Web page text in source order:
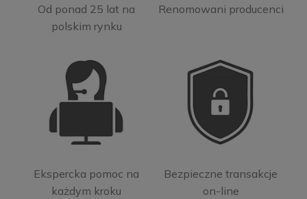
Od ponad 25 lat na
polskim rynku
Renomowani producenci
Ekspercka pomoc na
każdym kroku
Bezpieczne transakcje
on-line